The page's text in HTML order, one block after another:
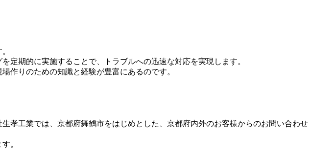
定期的に実施することで、トラブルへの迅速な対応を実現します。
作りのための知識と経験が豊富にあるのです。
孝工業では、京都府舞鶴市をはじめとした、京都府内外のお客様からのお問い合わせ
。